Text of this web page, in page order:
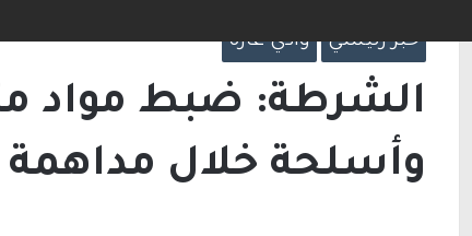
خبر رئيسي وادي عاره
الشرطة: ضبط مواد
وأسلحة خلال مداهمة